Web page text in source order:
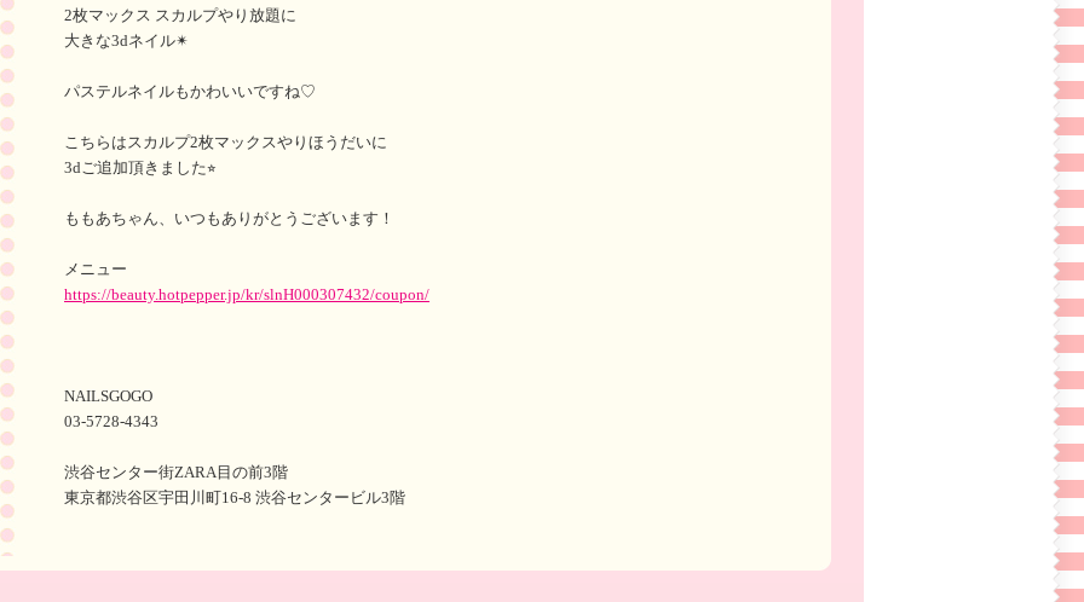
2枚マックス スカルプやり放題に
大きな3dネイル✴︎
パステルネイルもかわいいですね♡
こちらはスカルプ2枚マックスやりほうだいに
3dご追加頂きました⭐︎
ももあちゃん、いつもありがとうございます！
メニュー
https://beauty.hotpepper.jp/kr/slnH000307432/coupon/
NAILSGOGO
03-5728-4343
渋谷センター街ZARA目の前3階
東京都渋谷区宇田川町16-8 渋谷センタービル3階